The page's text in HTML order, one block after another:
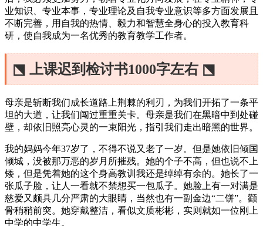
业知识、专业本事，专业理论及自我专业意识等多方面发展且
不断完善，用自我的热情、毅力和智慧全身心的投入教育科
研，使自我成为一名优秀的教育教学工作者。
⬔ 上课迟到检讨书1000字左右 ⬔
母亲是斩断我们成长道路上荆棘的利刃，为我们开拓了一条平
坦的大道，让我们闯过重重关卡。母亲是我们在黑暗中到处碰
壁，却依旧照亮心灵的一束阳光，指引我们走出暗黑的世界。
我的妈妈今年37岁了，不得不说又老了一岁。但是她依旧倾国
倾城，没被那万恶的岁月所摧残。她的个子不高，但也说不上
矮，但是凭着她的这个身高教训我还是绰绰有余的。她长了一
张瓜子脸，让人一看就不禁想买一包瓜子。她脸上有一对满是
慈爱又颇具几分严肃的大眼睛，当然也有一副金边“二饼”。颧
骨稍稍前突。她穿戴整洁，看似文质彬彬，实则就如一位刚上
中学的中学生。